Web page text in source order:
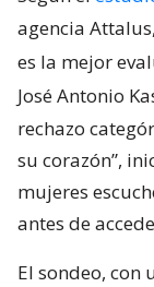
agencia Attalus,
es la mejor
José Antonio
rechazo
su corazón”,
mujeres
antes de
El sondeo, con